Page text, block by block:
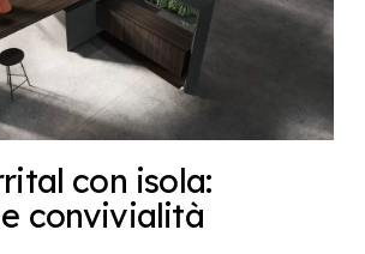
con isola:
convivialità